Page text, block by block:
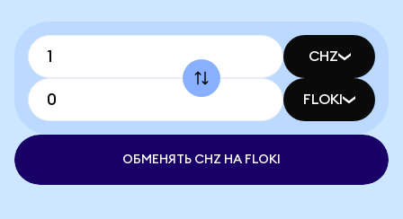
CHZ
FLOKI
ОБМЕНЯТЬ CHZ НА FLOKI